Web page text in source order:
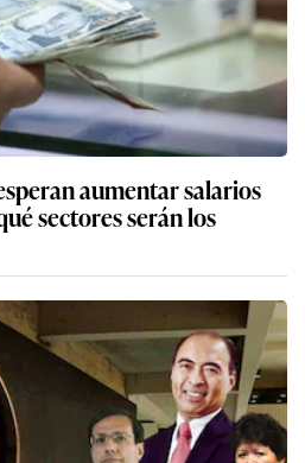
aumentar salarios
sectores serán los